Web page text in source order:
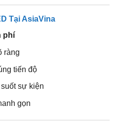
Tại AsiaVina
phí
ràng
tiến độ
sự kiện
gọn